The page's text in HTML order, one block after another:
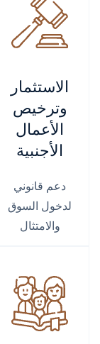
الاستثمار
وترخيص
الأعمال
الأجنبية
دعم قانوني
لدخول السوق
والامتثال